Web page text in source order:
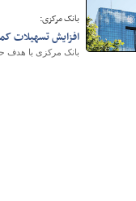
بانک مرکزی:
افزایش تسهیلات کمک ودیعه
بانک مرکزی با هدف